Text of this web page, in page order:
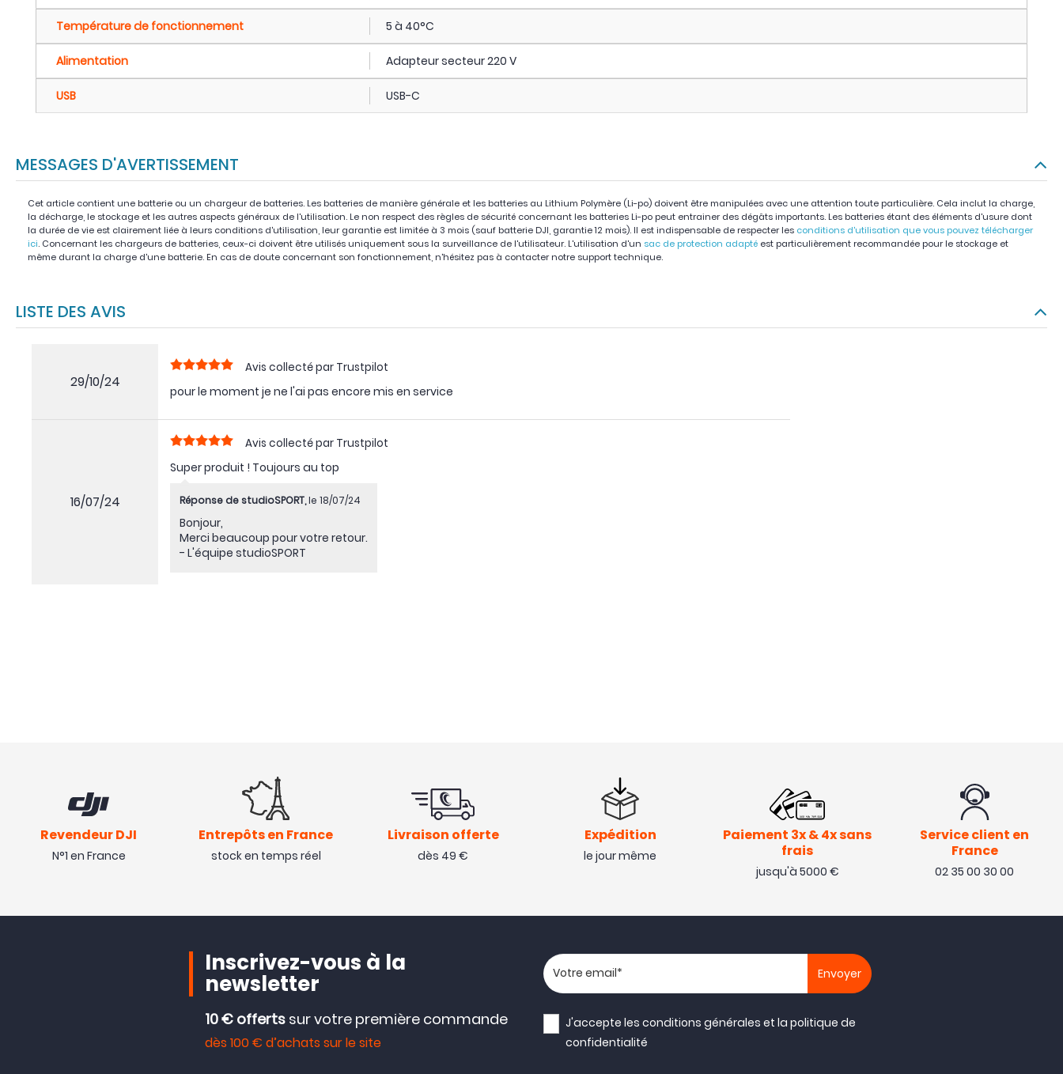
Température de fonctionnement 5 à 40°C
Alimentation Adapteur secteur 220 V
USB USB-C
MESSAGES D'AVERTISSEMENT
Cet article contient une batterie ou un chargeur de batteries. Les batteries de manière générale et les batteries au Lithium Polymère (Li-po) doivent être manipulées avec une attention toute particulière. Cela inclut la charge,
la décharge, le stockage et les autres aspects généraux de l'utilisation. Le non respect des règles de sécurité concernant les batteries Li-po peut entrainer des dégâts importants. Les batteries étant des éléments d'usure dont
la durée de vie est clairement liée à leurs conditions d'utilisation, leur garantie est limitée à 3 mois (sauf batterie DJI, garantie 12 mois). Il est indispensable de respecter les conditions d'utilisation que vous pouvez télécharger
ici. Concernant les chargeurs de batteries, ceux-ci doivent être utilisés uniquement sous la surveillance de l'utilisateur. L'utilisation d'un sac de protection adapté est particulièrement recommandée pour le stockage et
même durant la charge d'une batterie. En cas de doute concernant son fonctionnement, n'hésitez pas à contacter notre support technique.
LISTE DES AVIS
29/10/24
Avis collecté par Trustpilot
pour le moment je ne l'ai pas encore mis en service
16/07/24
Avis collecté par Trustpilot
Super produit ! Toujours au top
Réponse de studioSPORT,le 18/07/24
Bonjour,
Merci beaucoup pour votre retour.
- L'équipe studioSPORT
Revendeur DJI
N°1 en France
Entrepôts en France
stock en temps réel
Livraison offerte
dès 49 €
Expédition
le jour même
Paiement 3x & 4x sans
frais
jusqu'à 5000 €
Service client en
France
02 35 00 30 00
Inscrivez-vous à la
newsletter
10 € offerts sur votre première commande
dès 100 € d’achats sur le site
Votre adresse email
J'accepte lesconditions générales et lapolitique de
confidentialité